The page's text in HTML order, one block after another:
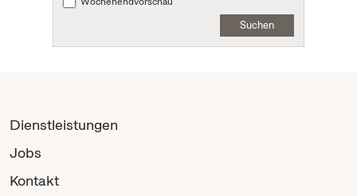
Suchen
Dienstleistungen
Jobs
Kontakt